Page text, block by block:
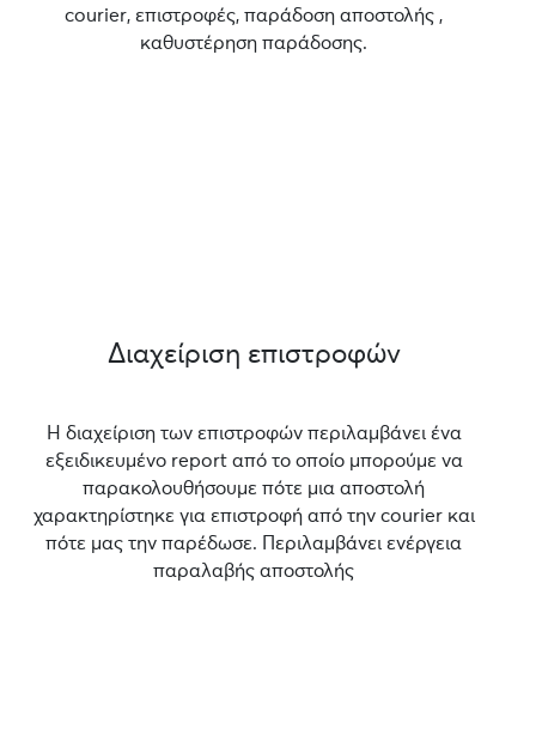
courier, επιστροφές, παράδοση αποστολής ,
καθυστέρηση παράδοσης.
Διαχείριση επιστροφών
Η διαχείριση των επιστροφών περιλαμβάνει ένα
εξειδικευμένο report από το οποίο μπορούμε να
παρακολουθήσουμε πότε μια αποστολή
χαρακτηρίστηκε για επιστροφή από την courier και
πότε μας την παρέδωσε. Περιλαμβάνει ενέργεια
παραλαβής αποστολής